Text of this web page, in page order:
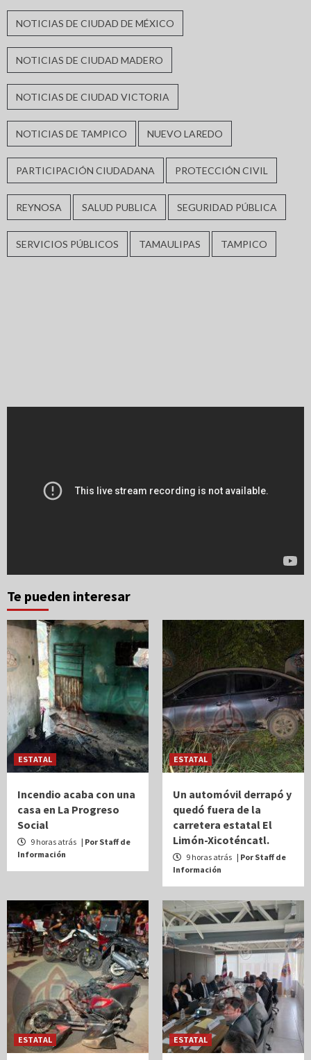
NOTICIAS DE CIUDAD DE MÉXICO
NOTICIAS DE CIUDAD MADERO
NOTICIAS DE CIUDAD VICTORIA
NOTICIAS DE TAMPICO NUEVO LAREDO
PARTICIPACIÓN CIUDADANA PROTECCIÓN CIVIL
REYNOSA SALUD PUBLICA SEGURIDAD PÚBLICA
SERVICIOS PÚBLICOS TAMAULIPAS TAMPICO
Te pueden interesar
ESTATAL
Incendio acaba con una
casa en La Progreso
Social
9 horas atrás | Por Staff de
Información
ESTATAL
Un automóvil derrapó y
quedó fuera de la
carretera estatal El
Limón-Xicoténcatl.
9 horas atrás | Por Staff de
Información
ESTATAL ESTATAL